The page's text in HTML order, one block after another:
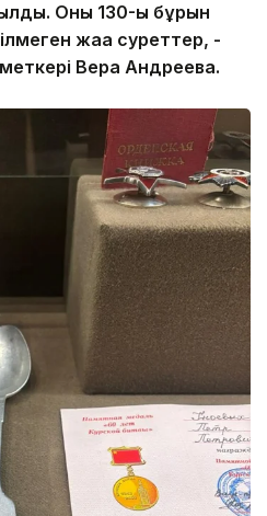
Оның 130-ы бұрын
жаңа суреттер, -
Вера Андреева.